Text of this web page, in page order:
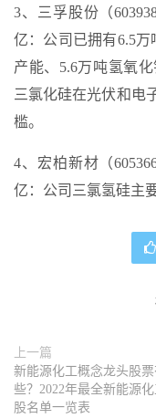
3、三孚股份（
亿：公司已拥有6.5
产能、5.6万吨氢氧
三氯化硅在光伏和电
槛。
4、宏柏新材（
亿：公司三氯氢硅主
上一篇
新能源化工概念龙头股票
些？2022年最全新能源
股名单一览表